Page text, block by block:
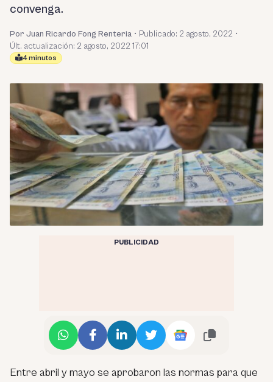
convenga.
Por Juan Ricardo Fong Renteria • Publicado: 2 agosto, 2022 •
Últ. actualización: 2 agosto, 2022 17:01
4 minutos
PUBLICIDAD
Entre abril y mayo se aprobaron las normas para que